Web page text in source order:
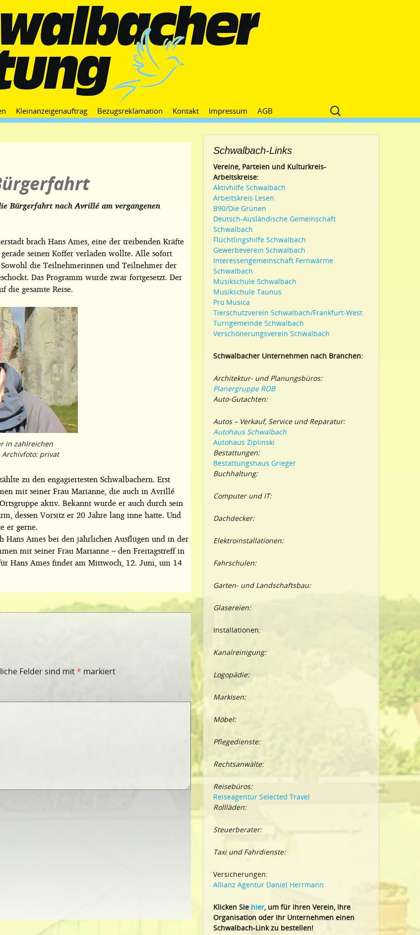
Zum
Inhalt
Kleinanzeigenauftrag Bezugsreklamation Kontakt Impressum AGB
Suche
nach:
Bürgerfahrt nach Avrillé am vergangenen
brach Hans Ames, eine der treibenden Kräfte
seinen Koffer verladen wollte. Alle sofort
die Teilnehmerinnen und Teilnehmer der
Das Programm wurde zwar fortgesetzt. Der
die gesamte Reise.
in zahlreichen
Archivfoto: privat
zu den engagiertesten Schwalbachern. Erst
mit seiner Frau Marianne, die auch in Avrillé
aktiv. Bekannt wurde er auch durch sein
dessen Vorsitz er 20 Jahre lang inne hatte. Und
er gerne.
Hans Ames bei den jährlichen Ausflügen und in der
mit seiner Frau Marianne – den Freitagstreff in
Hans Ames findet am Mittwoch, 12. Juni, um 14
Felder sind mit* markiert
Schwalbach-Links
Vereine, Parteien und Kulturkreis-
Arbeitskreise:
Aktivhilfe Schwalbach
Arbeitskreis Lesen
B90/Die Grünen
Deutsch-Ausländische Gemeinschaft
Schwalbach
Flüchtlingshilfe Schwalbach
Gewerbeverein Schwalbach
Interessengemeinschaft Fernwärme
Schwalbach
Musikschule Schwalbach
Musikschule Taunus
Pro Musica
Tierschutzverein Schwalbach/Frankfurt-West
Turngemeinde Schwalbach
Verschönerungsverein Schwalbach
Schwalbacher Unternehmen nach Branchen:
Architektur- und Planungsbüros:
Planergruppe ROB
Auto-Gutachten:
Autos – Verkauf, Service und Reparatur:
Autohaus Schwalbach
Autohaus Ziplinski
Bestattungen:
Bestattungshaus Grieger
Buchhaltung:
Computer und IT:
Dachdecker:
Elektroinstallationen:
Fahrschulen:
Garten- und Landschaftsbau:
Glasereien:
Installationen:
Kanalreinigung:
Logopädie:
Markisen:
Möbel:
Pflegedienste:
Rechtsanwälte:
Reisebüros:
Reiseagentur Selected Travel
Rollläden:
Steuerberater:
Taxi und Fahrdienste:
Versicherungen:
Allianz Agentur Daniel Herrmann
Klicken Siehier, um für Ihren Verein, Ihre
Organisation oder Ihr Unternehmen einen
Schwalbach-Link zu bestellen!